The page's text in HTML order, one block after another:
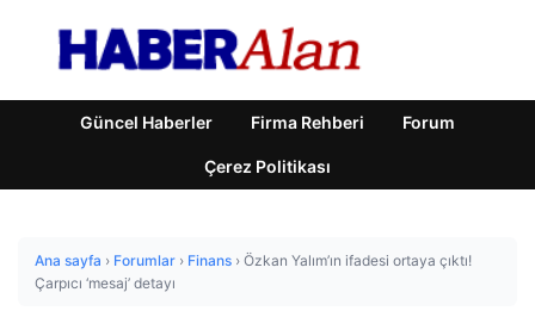
Güncel Haberler Firma Rehberi Forum
Çerez Politikası
Ana sayfa › Forumlar › Finans › Özkan Yalım’ın ifadesi ortaya çıktı!
Çarpıcı ‘mesaj’ detayı